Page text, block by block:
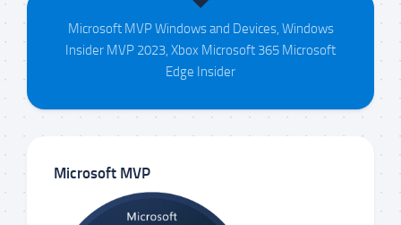
Microsoft MVP Windows and Devices, Windows
Insider MVP 2023, Xbox Microsoft 365 Microsoft
Edge Insider
Microsoft MVP